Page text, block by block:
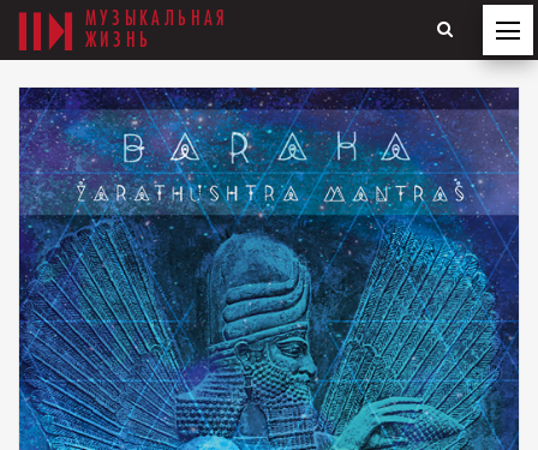
МУЗЫКАЛЬНАЯ
ЖИЗНЬ